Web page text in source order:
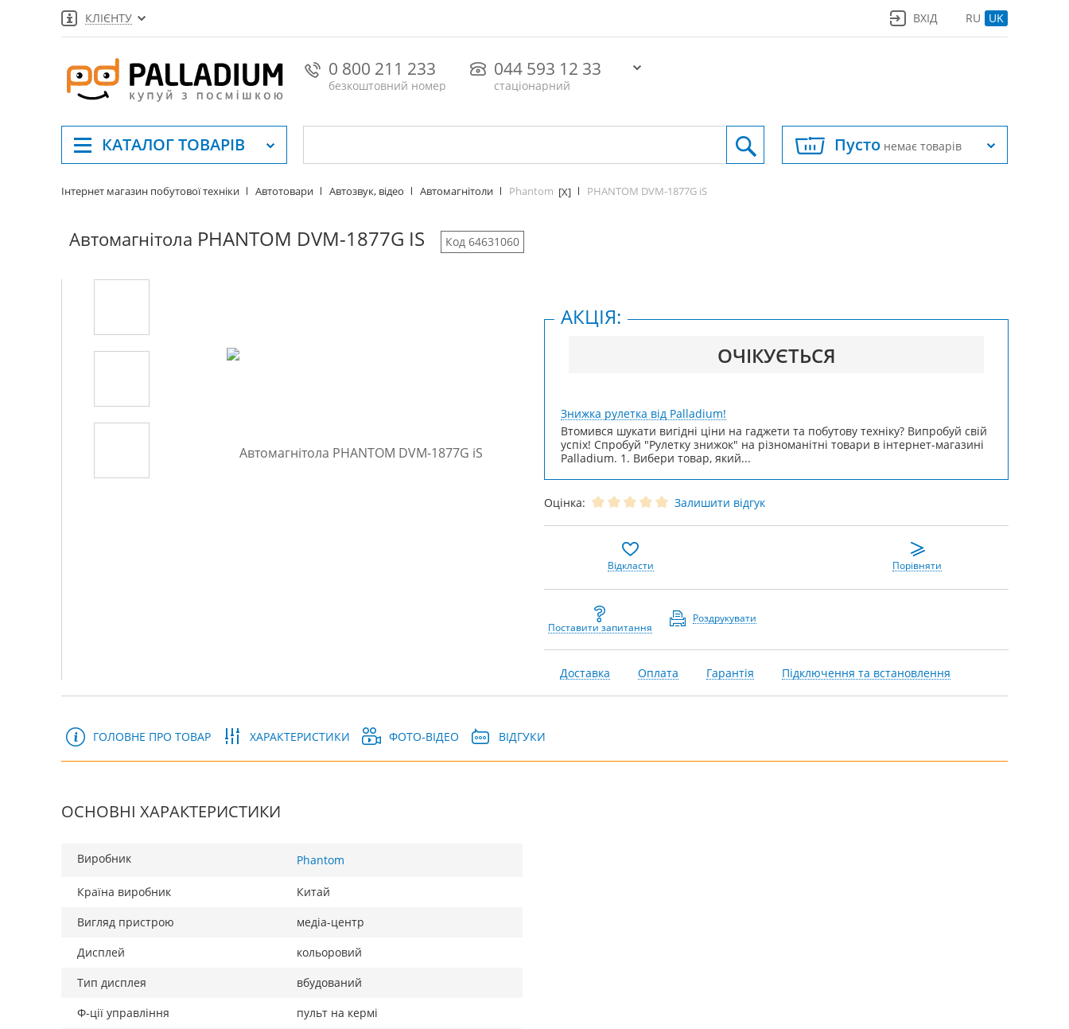
КЛІЄНТУ RU UK
ВХІД
0 800 211 233
безкоштовний номер
044 593 12 33
стаціонарний
КАТАЛОГТОВАРІВ Пусто немає товарів
Інтернет магазин побутової техніки Автотовари Автозвук, відео Автомагнітоли Phantom [X] PHANTOM DVM-1877G iS
Автомагнітола PHANTOM DVM-1877G IS Код 64631060
ОЧІКУЄТЬСЯ
АКЦІЯ:
Знижка рулетка від Palladium!
Втомився шукати вигідні ціни на гаджети та побутову техніку? Випробуй свій
успіх! Спробуй "Рулетку знижок" на різноманітні товари в інтернет-магазині
Palladium. 1. Вибери товар, який...
Оцінка: Залишити відгук
Відкласти Порівняти
Поставити запитання
Роздрукувати
Доставка Оплата Гарантія Підключення та встановлення
ГОЛОВНЕ ПРО ТОВАР ХАРАКТЕРИСТИКИ ФОТО-ВІДЕО ВІДГУКИ
ОСНОВНІ ХАРАКТЕРИСТИКИ
Виробник Phantom
Країна виробник
Китай
Вигляд пристрою
медіа-центр
Дисплей
кольоровий
Тип дисплея
вбудований
Ф-ції управління
пульт на кермі